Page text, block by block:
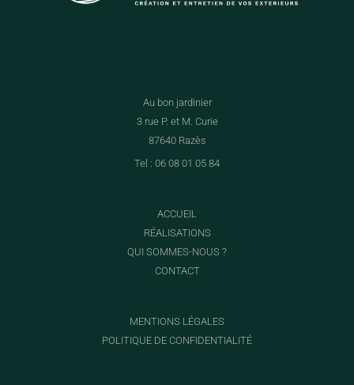
Au bon jardinier
3 rue P. et M. Curie
87640 Razès
Tel : 06 08 01 05 84
ACCUEIL
RÉALISATIONS
QUI SOMMES-NOUS ?
CONTACT
MENTIONS LÉGALES
POLITIQUE DE CONFIDENTIALITÉ